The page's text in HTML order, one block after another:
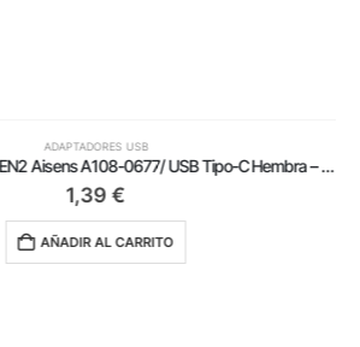
ADAPTADORES USB
Adaptador USB 3.2 GEN2 Aisens A108-0677/ USB Tipo-C Hembra – USB Macho
1,39 €
AÑADIR AL CARRITO